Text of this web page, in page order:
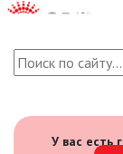
У вас есть